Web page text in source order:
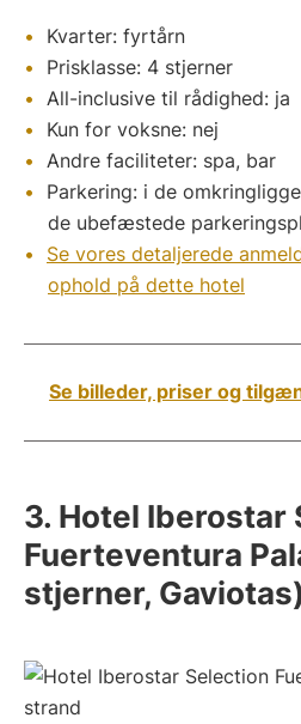
Kvarter: fyrtårn
Prisklasse: 4 stjerner
All-inclusive til rådighed: ja
Kun for voksne: nej
Andre faciliteter: spa, bar
Parkering: i de
de ubefæstede
Se vores detaljerede
ophold på dette hotel
Se billeder, priser og
3. Hotel Iberostar
Fuerteventura
stjerner,